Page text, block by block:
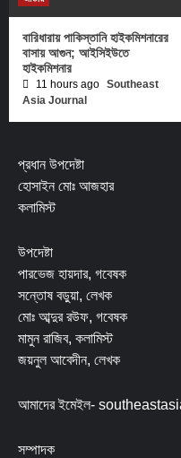
বারিধারায় পাকিস্তানি হাইকমিশনারের
বাসায় আগুন; আইসিইউতে
হাইকমিশনার
11 hours ago Southeast
Asia Journal
প্রধান উপদেষ্টা
হোসাইন মোঃ আজহার
কলামিস্ট
উপদেষ্টা
পারভেজ হায়দার, গবেষক
সন্তোষ বড়ুয়া, লেখক
মোঃ আব্দুর রউফ, গবেষক
মামুন রাজিব, কলামিস্ট
জয়নুল আবেদীন, লেখক
আমাদের ইমেইল-
সম্পাদক